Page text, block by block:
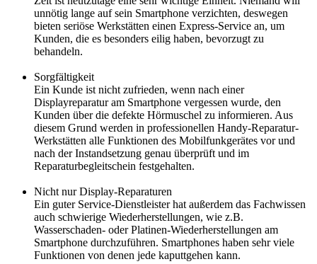
unnötig lange auf sein Smartphone verzichten, deswegen
bieten seriöse Werkstätten einen Express-Service an, um
Kunden, die es besonders eilig haben, bevorzugt zu
behandeln.
Sorgfältigkeit
Ein Kunde ist nicht zufrieden, wenn nach einer
Displayreparatur am Smartphone vergessen wurde, den
Kunden über die defekte Hörmuschel zu informieren. Aus
diesem Grund werden in professionellen Handy-Reparatur-
Werkstätten alle Funktionen des Mobilfunkgerätes vor und
nach der Instandsetzung genau überprüft und im
Reparaturbegleitschein festgehalten.
Nicht nur Display-Reparaturen
Ein guter Service-Dienstleister hat außerdem das Fachwissen
auch schwierige Wiederherstellungen, wie z.B.
Wasserschaden- oder Platinen-Wiederherstellungen am
Smartphone durchzuführen. Smartphones haben sehr viele
Funktionen von denen jede kaputtgehen kann.